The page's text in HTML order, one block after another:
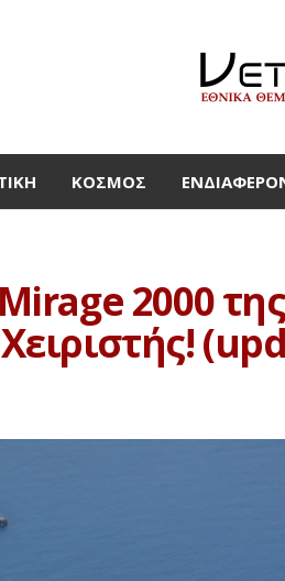
ΚΌΣΜΟΣ
2000